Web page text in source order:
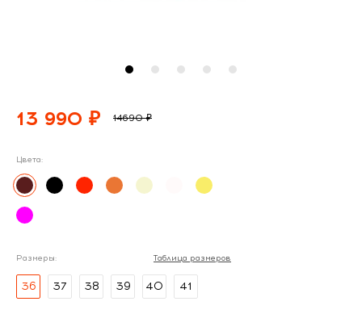
13 990 ₽ 14690 ₽
Цвета:
Размеры: Таблица размеров
36 37 38 39 40 41